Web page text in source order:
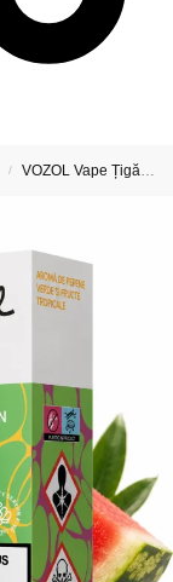
/ VOZOL Vape Țigări Electronice & Vape-uri